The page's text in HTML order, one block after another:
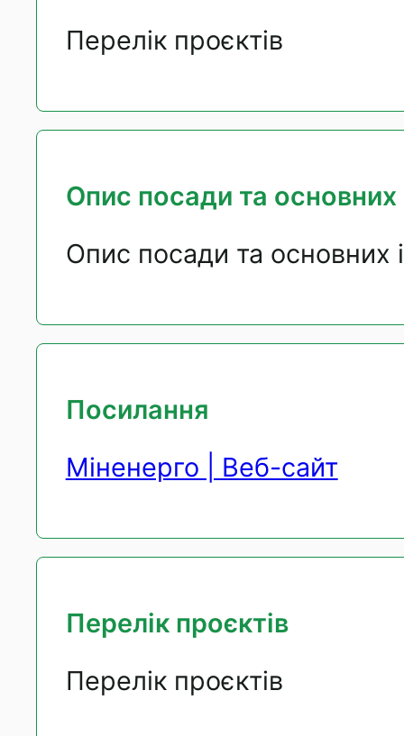
Перелік проєктів
Опис посади та основних
Опис посади та основних
Посилання
Міненерго | Веб-сайт
Перелік проєктів
Перелік проєктів